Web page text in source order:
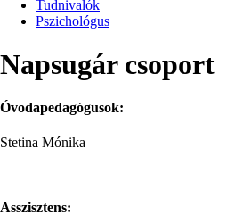
Tudnivalók
Pszichológus
Napsugár csoport
Óvodapedagógusok:
Stetina Mónika
Asszisztens: